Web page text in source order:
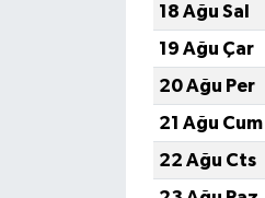
18 Ağu Sal
19 Ağu Çar
20 Ağu Per
21 Ağu Cum
22 Ağu Cts